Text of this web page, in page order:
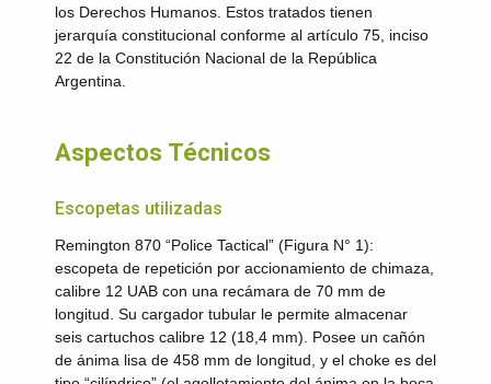
los Derechos Humanos. Estos tratados tienen
jerarquía constitucional conforme al artículo 75, inciso
22 de la Constitución Nacional de la República
Argentina.
Aspectos Técnicos
Escopetas utilizadas
Remington 870 “Police Tactical” (Figura N° 1):
escopeta de repetición por accionamiento de chimaza,
calibre 12 UAB con una recámara de 70 mm de
longitud. Su cargador tubular le permite almacenar
seis cartuchos calibre 12 (18,4 mm). Posee un cañón
de ánima lisa de 458 mm de longitud, y el choke es del